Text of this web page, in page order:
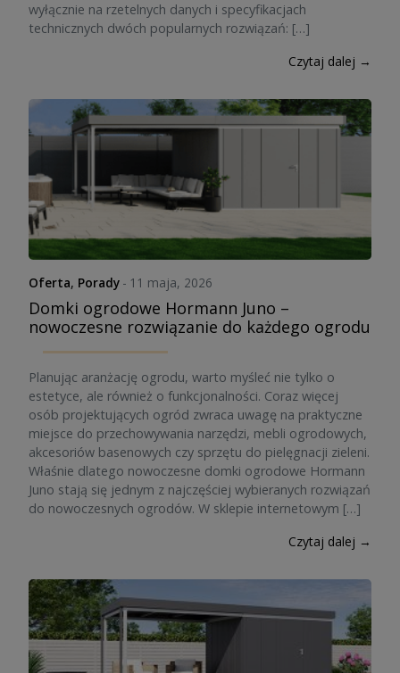
wyłącznie na rzetelnych danych i specyfikacjach
technicznych dwóch popularnych rozwiązań: […]
Czytaj dalej →
Oferta, Porady - 11 maja, 2026
Domki ogrodowe Hormann Juno –
nowoczesne rozwiązanie do każdego ogrodu
Planując aranżację ogrodu, warto myśleć nie tylko o
estetyce, ale również o funkcjonalności. Coraz więcej
osób projektujących ogród zwraca uwagę na praktyczne
miejsce do przechowywania narzędzi, mebli ogrodowych,
akcesoriów basenowych czy sprzętu do pielęgnacji zieleni.
Właśnie dlatego nowoczesne domki ogrodowe Hormann
Juno stają się jednym z najczęściej wybieranych rozwiązań
do nowoczesnych ogrodów. W sklepie internetowym […]
Czytaj dalej →